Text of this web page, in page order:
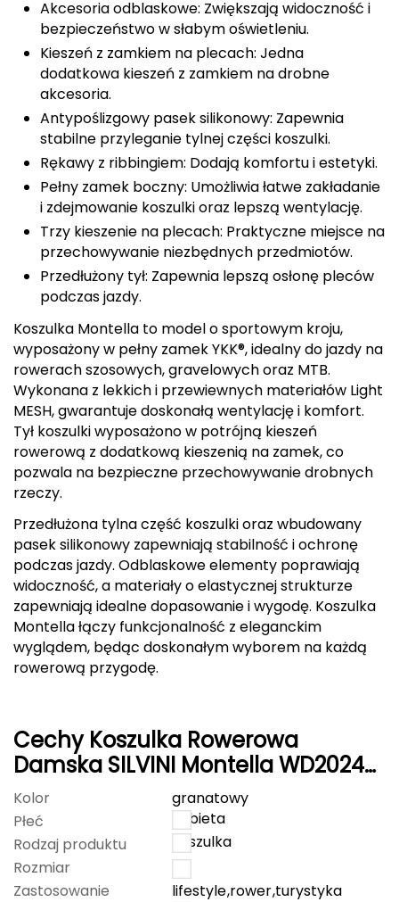
Deuter
Dolomite
EISBAR
ENERO
ENERO CAMP
ENERO PRO
Extremities
F
FASHY
Fjord Nansen
GIVOVA
GSI Outdoors
Gear Aid
Gerber
Gilmonte
Giro
Granger's
Akcesoria odblaskowe: Zwiększają widoczność i
bezpieczeństwo w słabym oświetleniu.
Kieszeń z zamkiem na plecach: Jedna
dodatkowa kieszeń z zamkiem na drobne
akcesoria.
Antypoślizgowy pasek silikonowy: Zapewnia
stabilne przyleganie tylnej części koszulki.
Rękawy z ribbingiem: Dodają komfortu i estetyki.
Pełny zamek boczny: Umożliwia łatwe zakładanie
i zdejmowanie koszulki oraz lepszą wentylację.
Trzy kieszenie na plecach: Praktyczne miejsce na
przechowywanie niezbędnych przedmiotów.
Przedłużony tył: Zapewnia lepszą osłonę pleców
podczas jazdy.
Koszulka Montella to model o sportowym kroju,
wyposażony w pełny zamek YKK®, idealny do jazdy na
rowerach szosowych, gravelowych oraz MTB.
Wykonana z lekkich i przewiewnych materiałów Light
MESH, gwarantuje doskonałą wentylację i komfort.
Tył koszulki wyposażono w potrójną kieszeń
rowerową z dodatkową kieszenią na zamek, co
pozwala na bezpieczne przechowywanie drobnych
rzeczy.
Przedłużona tylna część koszulki oraz wbudowany
pasek silikonowy zapewniają stabilność i ochronę
podczas jazdy. Odblaskowe elementy poprawiają
widoczność, a materiały o elastycznej strukturze
zapewniają idealne dopasowanie i wygodę. Koszulka
Montella łączy funkcjonalność z eleganckim
wyglądem, będąc doskonałym wyborem na każdą
rowerową przygodę.
Cechy Koszulka Rowerowa
Damska SILVINI Montella WD2024
granatowa
Kolor
granatowy
Płeć
kobieta
Rodzaj produktu
koszulka
Rozmiar
Zastosowanie
lifestyle,rower,turystyka